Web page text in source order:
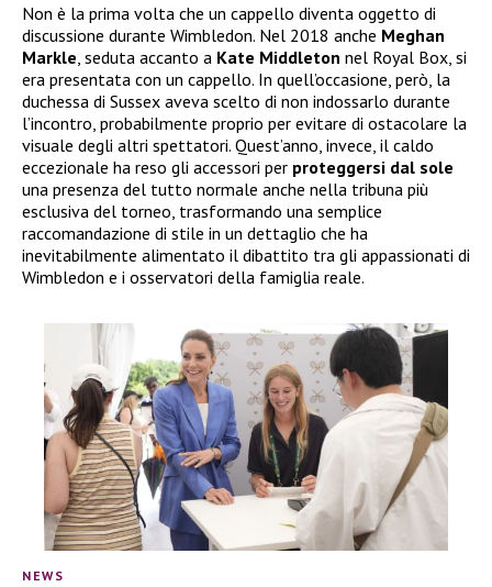
Non è la prima volta che un cappello diventa oggetto di
discussione durante Wimbledon. Nel 2018 anche Meghan
Markle , seduta accanto a Kate Middleton nel Royal Box, si
era presentata con un cappello. In quell’occasione, però, la
duchessa di Sussex aveva scelto di non indossarlo durante
l’incontro, probabilmente proprio per evitare di ostacolare la
visuale degli altri spettatori. Quest’anno, invece, il caldo
eccezionale ha reso gli accessori per proteggersi dal sole
una presenza del tutto normale anche nella tribuna più
esclusiva del torneo, trasformando una semplice
raccomandazione di stile in un dettaglio che ha
inevitabilmente alimentato il dibattito tra gli appassionati di
Wimbledon e i osservatori della famiglia reale.
NEWS